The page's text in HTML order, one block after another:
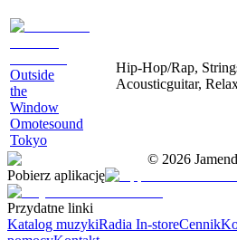
Outside
the
Window
Omotesound
Tokyo
Hip-Hop/Rap,
Acousticguitar,
© 2026
Pobierz aplikację
Przydatne linki
Katalog muzykiRadia In-storeCennik